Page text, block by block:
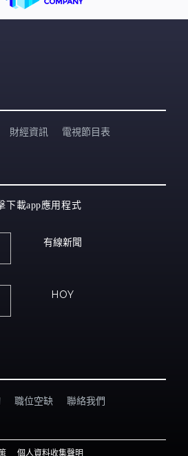
財經資訊 電視節目表
下載app應用程式
有線新聞
HOY
職位空缺 聯絡我們
個人資料收集聲明